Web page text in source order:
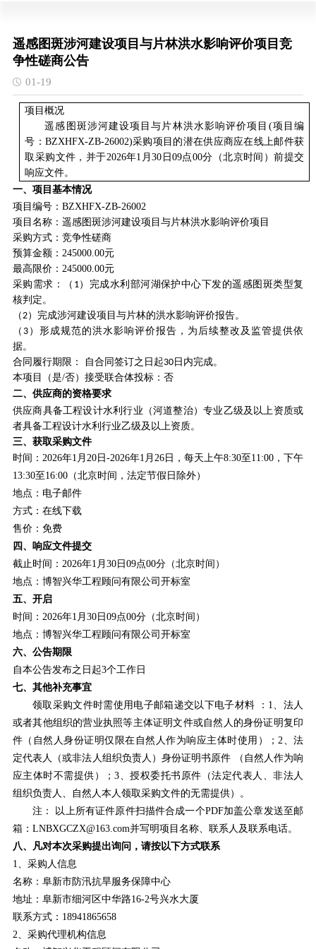
遥感图斑涉河建设项目与片林洪水影响评价项目竞
争性磋商公告
01-19
项目概况
遥感图斑涉河建设项目与片林洪水影响评价项目 (项目编
号： BZXHFX-ZB-26002)采购项目的潜在供应商应在线上邮件获
取采购文件，并于2026年1 月30 日09点00分（北京时间）前提交
响应文件。
一、项目基本情况
项目编号： BZXHFX-ZB-26002
项目名称： 遥感图斑涉河建设项目与片林洪水影响评价项目
采购方式：竞争性磋商
预算金额： 245000.00元
最高限价： 245000.00元
采购需求：（ 1）完成水利部河湖保护中心下发的遥感图斑类型复
核判定。
（2）完成涉河建设项目与片林的洪水影响评价报告。
（ 3）形成规范的洪水影响评价报告，为后续整改及监管提供依
据。
合同履行期限：
自合同签订之日起30日内完成。
本项目（是/否）接受联合体投标：否
二、供应商的资格要求
供应商具备工程设计水利行业（河道整治）专业乙级及以上资质或
者具备工程设计水利行业乙级及以上资质。
三、获取采购文件
时间：2026年1 月 20日-2026年1 月26 日，每天上午8:30至11:00，下午
13:30至16:00（北京时间，法定节假日除外）
地点：电子邮件
方式：在线下载
售价：免费
四、响应文件提交
截止时间：2026年1 月 30日 09点00分（北京时间）
地点： 博智兴华工程顾问有限公司 开标室
五、开启
时间：2026年1 月 30日 09点00分（北京时间）
地点： 博智兴华工程顾问有限公司 开标室
六、公告期限
自本公告发布之日起3个工作日
七、其他补充事宜
领取采购文件时需使用电子邮箱递交以下电子材料 ：1、法人
或者其他组织的营业执照等主体证明文件或自然人的身份证明复印
件（自然人身份证明仅限在自然人作为响应主体时使用）；2、法
定代表人（或非法人组织负责人）身份证明书原件 （自然人作为响
应主体时不需提供）；3、授权委托书原件（法定代表人、非法人
组织负责人、自然人本人领取采购文件的无需提供）。
注： 以上所有证件原件扫描件合成一个PDF加盖公章发送至邮
箱： LNBXGCZX@163.com并写明项目名称、联系人 及联系电话。
八、凡对本次采购提出询问，请按以下方式联系
1、采购人信息
名称： 阜新市防汛抗旱服务保障中心
地址：阜新市细河区中华路16-2号兴水大厦
联系方式： 18941865658
2、采购代理机构信息